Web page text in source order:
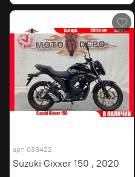
арт. 038422
Suzuki Gixxer 150 , 2020